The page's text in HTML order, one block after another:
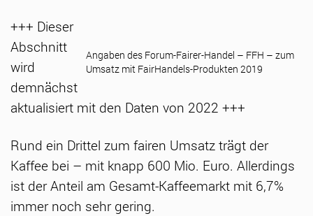
Angaben des Forum-Fairer-Handel – FFH – zum
Umsatz mit FairHandels-Produkten 2019
+++ Dieser
Abschnitt
wird
demnächst
aktualisiert mit den Daten von 2022 +++
Rund ein Drittel zum fairen Umsatz trägt der
Kaffee bei – mit knapp 600 Mio. Euro. Allerdings
ist der Anteil am Gesamt-Kaffeemarkt mit 6,7%
immer noch sehr gering.